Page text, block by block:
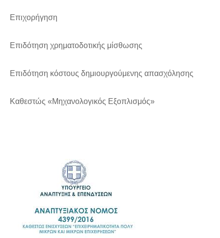
Επιχορήγηση
Επιδότηση χρηματοδοτικής μίσθωσης
Επιδότηση κόστους δημιουργούμενης απασχόλησης
Καθεστώς «Μηχανολογικός Εξοπλισμός»